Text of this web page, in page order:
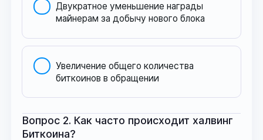
Двукратное уменьшение награды
майнерам за добычу нового блока
Увеличение общего количества
биткоинов в обращении
Вопрос 2. Как часто происходит халвинг
Биткоина?